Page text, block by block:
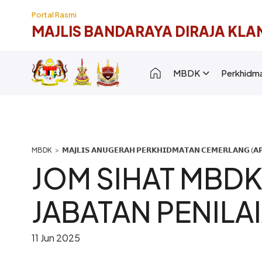
Portal Rasmi
MAJLIS BANDARAYA DIRAJA
Main navigation
MBDK
Breadcrumb
𝗠𝗔𝗝𝗟𝗜𝗦 𝗔𝗡𝗨𝗚𝗘𝗥𝗔𝗛 𝗣𝗘𝗥𝗞𝗛𝗜𝗗𝗠𝗔𝗧𝗔𝗡 𝗖𝗘𝗠𝗘𝗥𝗟𝗔𝗡𝗚
JOM SIHAT
JABATAN
11 Jun 2025